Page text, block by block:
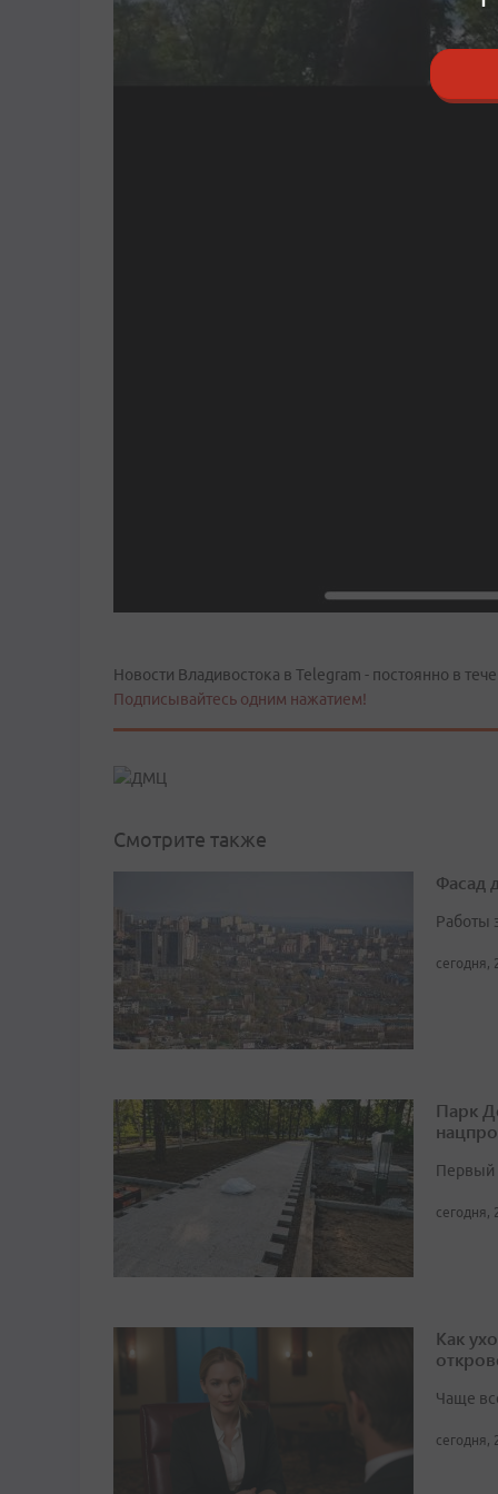
Новости Владивостока в Telegram - постоянно в
Подписывайтесь одним нажатием!
Смотрите также
Фасад
Работы
сегодня,
Парк
Первый
сегодня,
Как
Чаще
сегодня,